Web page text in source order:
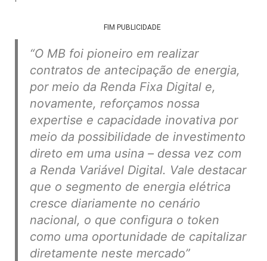
FIM PUBLICIDADE
“O MB foi pioneiro em realizar
contratos de antecipação de energia,
por meio da Renda Fixa Digital e,
novamente, reforçamos nossa
expertise e capacidade inovativa por
meio da possibilidade de investimento
direto em uma usina – dessa vez com
a Renda Variável Digital. Vale destacar
que o segmento de energia elétrica
cresce diariamente no cenário
nacional, o que configura o token
como uma oportunidade de capitalizar
diretamente neste mercado”